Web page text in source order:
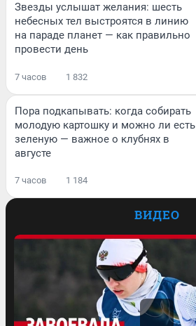
Звезды услышат желания: шесть
небесных тел выстроятся в линию
на параде планет — как правильно
провести день
7 часов 1 832
Пора подкапывать: когда собирать
молодую картошку и можно ли есть
зеленую — важное о клубнях в
августе
7 часов 1 184
ВИДЕО